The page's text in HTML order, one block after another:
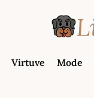
Virtuve Mode